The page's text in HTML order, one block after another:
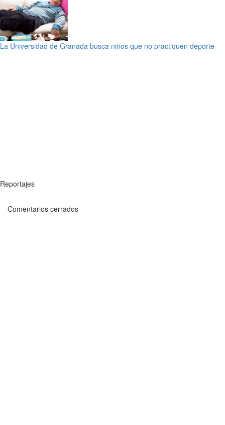
La Universidad de Granada busca niños que no practiquen deporte
Reportajes
Comentarios cerrados